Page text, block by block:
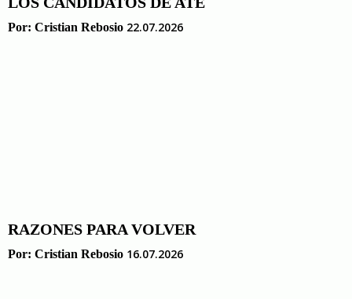
Por: Cristian Rebosio 22.07.2026
RAZONES PARA VOLVER
Por: Cristian Rebosio 16.07.2026